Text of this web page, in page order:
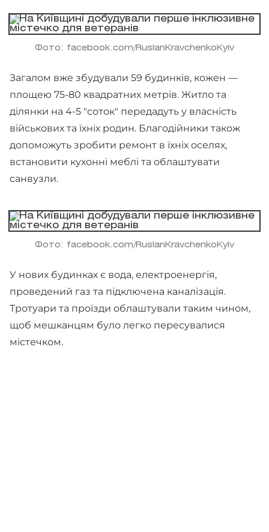
Фото: facebook.com/RuslanKravchenkoKyiv
Загалом вже збудували 59 будинків, кожен —
площею 75-80 квадратних метрів. Житло та
ділянки на 4-5 "соток" передадуть у власність
військових та їхніх родин. Благодійники також
допоможуть зробити ремонт в їхніх оселях,
встановити кухонні меблі та облаштувати
санвузли.
Фото: facebook.com/RuslanKravchenkoKyiv
У нових будинках є вода, електроенергія,
проведений газ та підключена каналізація.
Тротуари та проїзди облаштували таким чином,
щоб мешканцям було легко пересувалися
містечком.